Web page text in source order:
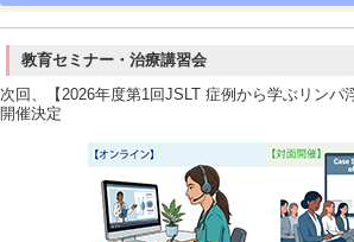
教育セミナー・治療講習会
次回、【2026年度第1回JSLT 症例から学ぶリンパ
開催決定